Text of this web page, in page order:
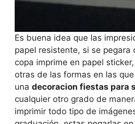
Es buena idea que las
papel resistente, si se pegara
copa imprime en papel
otras de las formas en las
una decoracion fiestas para
cualquier otro grado de
imprimir todo tipo de